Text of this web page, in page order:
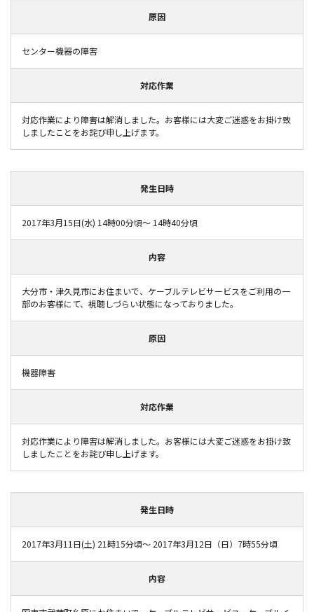
原因
センター機器の障害
対応作業
対応作業により障害は解消しました。お客様には大変ご迷惑をお掛け致
しましたことをお詫び申し上げます。
発生日時
2017年3月15日(水) 14時00分頃～ 14時40分頃
内容
大分市・津久見市にお住まいで、ケーブルテレビサービスをご利用の一
部のお客様にて、視聴しづらい状態になっておりました。
原因
機器障害
対応作業
対応作業により障害は解消しました。お客様には大変ご迷惑をお掛け致
しましたことをお詫び申し上げます。
発生日時
2017年3月11日(土) 21時15分頃～ 2017年3月12日（日）7時55分頃
内容